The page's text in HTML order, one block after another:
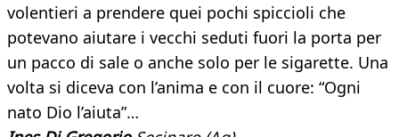
volentieri a prendere quei pochi spiccioli che
potevano aiutare i vecchi seduti fuori la porta per
un pacco di sale o anche solo per le sigarette. Una
volta si diceva con l’anima e con il cuore: “Ogni
nato Dio l’aiuta”…